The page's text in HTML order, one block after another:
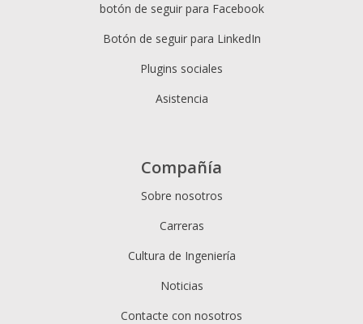
botón de seguir para Facebook
Botón de seguir para LinkedIn
Plugins sociales
Asistencia
Compañía
Sobre nosotros
Carreras
Cultura de Ingeniería
Noticias
Contacte con nosotros